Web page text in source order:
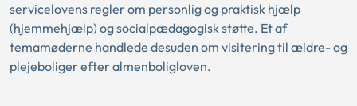
servicelovens regler om personlig og praktisk hjælp
(hjemmehjælp) og socialpædagogisk støtte. Et af
temamøderne handlede desuden om visitering til ældre- og
plejeboliger efter almenboligloven.